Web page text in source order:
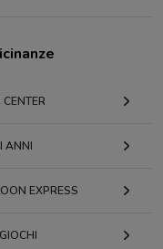
CENTER
ANNI
EXPRESS